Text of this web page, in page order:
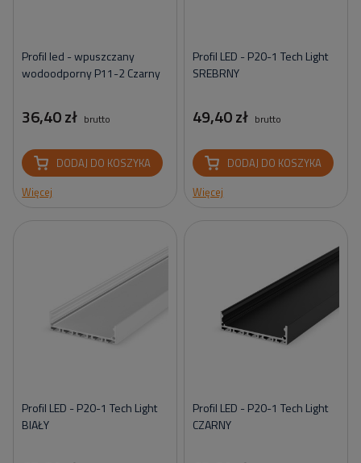
Profil led - wpuszczany
wodoodporny P11-2 Czarny
36,40 zł brutto
DODAJ DO KOSZYKA
Więcej
Profil LED - P20-1 Tech Light
SREBRNY
49,40 zł brutto
DODAJ DO KOSZYKA
Więcej
Profil LED - P20-1 Tech Light
BIAŁY
Profil LED - P20-1 Tech Light
CZARNY